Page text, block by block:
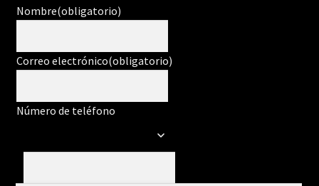
Nombre(obligatorio)
Correo electrónico(obligatorio)
Número de teléfono